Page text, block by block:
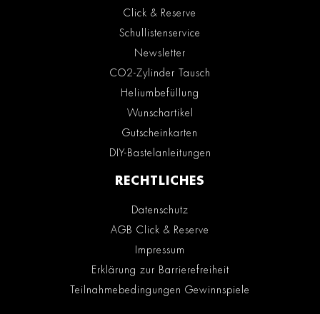
Click & Reserve
Schullistenservice
Newsletter
CO2-Zylinder Tausch
Heliumbefüllung
Wunschartikel
Gutscheinkarten
DIY-Bastelanleitungen
RECHTLICHES
Datenschutz
AGB Click & Reserve
Impressum
Erklärung zur Barrierefreiheit
Teilnahmebedingungen Gewinnspiele